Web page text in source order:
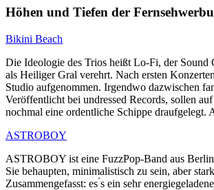
Höhen und Tiefen der
Bikini Beach
Die Ideologie des Trios heißt Lo-Fi, der Sound
als Heiliger Gral verehrt. Nach ersten
Studio aufgenommen. Irgendwo dazwischen
Veröffentlicht bei undressed Records, sollen
nochmal eine ordentliche Schippe
ASTROBOY
ASTROBOY ist eine FuzzPop-Band aus
Sie behaupten, minimalistisch zu sein, aber
Zusammengefasst: es ́s ein sehr